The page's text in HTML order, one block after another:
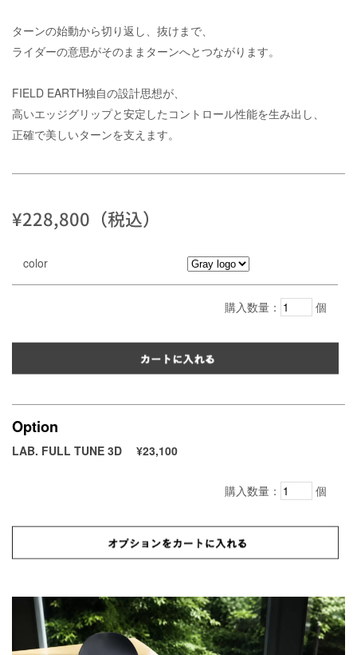
ターンの始動から切り返し、抜けまで、
ライダーの意思がそのままターンへとつながります。
FIELD EARTH独自の設計思想が、
高いエッジグリップと安定したコントロール性能を生み出し、
正確で美しいターンを支えます。
¥228,800（税込）
color
購入数量： 個
Option
LAB. FULL TUNE 3D ¥23,100
購入数量： 個